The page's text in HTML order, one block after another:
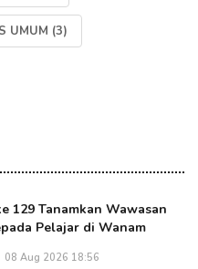
UMUM (3)
129 Tanamkan Wawasan
Pelajar di Wanam
08 Aug 2026 18:56